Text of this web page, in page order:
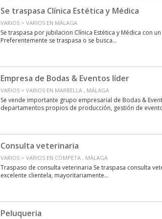
Se traspasa Clínica Estética y Médica
VARIOS > VARIOS EN MÁLAGA
Se traspasa por jubilacion Clínica Estética y Médica con
Preferentemente se traspasa o se busca...
Empresa de Bodas & Eventos líder
VARIOS > VARIOS EN MARBELLA , MÁLAGA
Se vende importante grupo empresarial de Bodas &
departamentos propios de producción, gestión de
Consulta veterinaria
VARIOS > VARIOS EN CÓMPETA , MÁLAGA
Traspaso de consulta veterinaria Se traspasa consulta
excelente clientela, mayoritariamente...
Peluqueria